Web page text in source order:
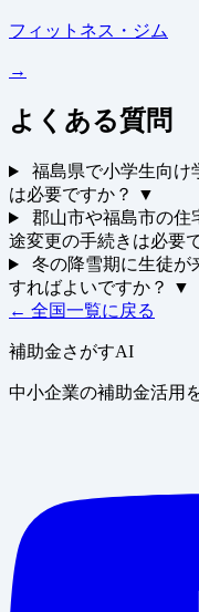
フィットネス・ジム
→
よくある質問
福島県で小学生向け
は必要ですか？
▼
郡山市や福島市の住
途変更の手続きは必要
冬の降雪期に生徒が
すればよいですか？
▼
← 全国一覧に戻る
補助金さがすAI
中小企業の補助金活用